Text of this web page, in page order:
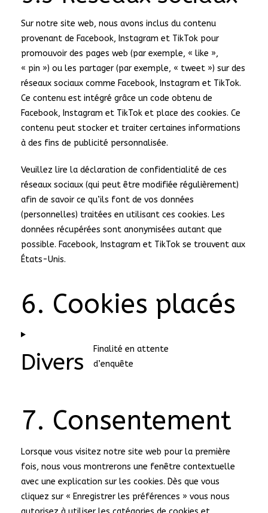
Sur notre site web, nous avons inclus du contenu
provenant de Facebook, Instagram et TikTok pour
promouvoir des pages web (par exemple, « like »,
« pin ») ou les partager (par exemple, « tweet ») sur des
réseaux sociaux comme Facebook, Instagram et TikTok.
Ce contenu est intégré grâce un code obtenu de
Facebook, Instagram et TikTok et place des cookies. Ce
contenu peut stocker et traiter certaines informations
à des fins de publicité personnalisée.
Veuillez lire la déclaration de confidentialité de ces
réseaux sociaux (qui peut être modifiée régulièrement)
afin de savoir ce qu’ils font de vos données
(personnelles) traitées en utilisant ces cookies. Les
données récupérées sont anonymisées autant que
possible. Facebook, Instagram et TikTok se trouvent aux
États-Unis.
6. Cookies placés
Divers
Finalité en attente
d’enquête
7. Consentement
Lorsque vous visitez notre site web pour la première
fois, nous vous montrerons une fenêtre contextuelle
avec une explication sur les cookies. Dès que vous
cliquez sur « Enregistrer les préférences » vous nous